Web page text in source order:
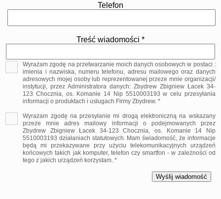
Telefon
Treść wiadomości *
Wyrażam zgodę na przetwarzanie moich danych osobowych w postaci :
imienia i nazwiska, numeru telefonu, adresu mailowego oraz danych
adresowych mojej osoby lub reprezentowanej przeze mnie organizacji/
instytucji, przez Administratora danych: Zbydrew Zbigniew Łacek 34-
123 Chocznia, os. Komanie 14 Nip 5510003193 w celu przesyłania
informacji o produktach i usługach Firmy Zbydrew. *
Wyrażam zgodę na przesyłanie mi drogą elektroniczną na wskazany
przeze mnie adres mailowy informacji o podejmowanych przez
Zbydrew Zbigniew Łacek 34-123 Chocznia, os. Komanie 14 Nip
5510003193 działaniach statutowych. Mam świadomość, że informacje
będą mi przekazywane przy użyciu telekomunikacyjnych urządzeń
końcowych takich jak komputer, telefon czy smartfon - w zależności od
tego z jakich urządzeń korzystam. *